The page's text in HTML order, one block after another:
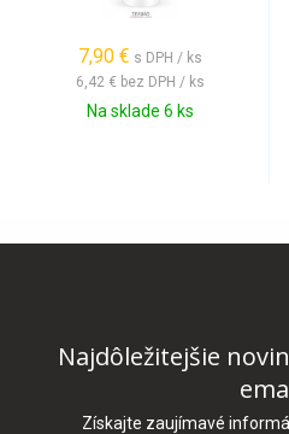
7,90 € s DPH / ks
6,42 € bez DPH / ks
Na sklade 6 ks
Najdôležitejšie
Získajte zaujímavé